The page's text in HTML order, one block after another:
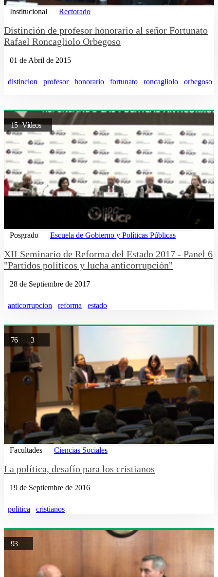
Institucional Rectorado
Distinción de profesor honorario al señor Fortunato
Rafael Roncagliolo Orbegoso
01 de Abril de 2015
distincion profesor honorario fortunato roncagliolo orbegoso
15 Vídeos
Posgrado Escuela de Gobierno y Políticas Públicas
XII Seminario de Reforma del Estado 2017 - Panel 6
"Partidos políticos y lucha anticorrupción"
28 de Septiembre de 2017
anticorrupcion reforma estado
76 3
Facultades Ciencias Sociales
La política, desafío para los cristianos
19 de Septiembre de 2016
politica cristianos
93